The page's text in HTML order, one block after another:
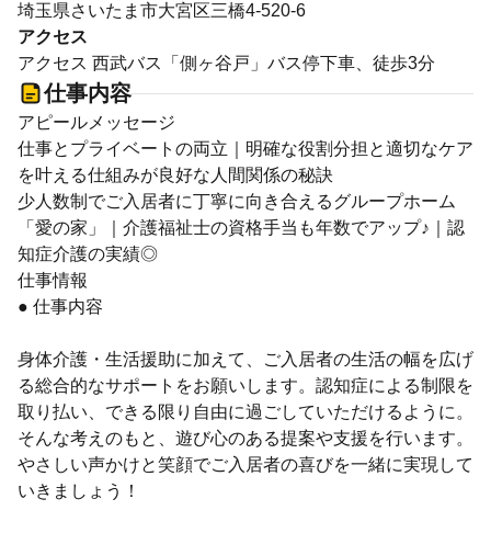
埼玉県さいたま市大宮区三橋4-520-6
アクセス
アクセス 西武バス「側ヶ谷戸」バス停下車、徒歩3分
仕事内容
アピールメッセージ
仕事とプライベートの両立｜明確な役割分担と適切なケア
を叶える仕組みが良好な人間関係の秘訣
少人数制でご入居者に丁寧に向き合えるグループホーム
「愛の家」｜介護福祉士の資格手当も年数でアップ♪｜認
知症介護の実績◎
仕事情報
● 仕事内容
身体介護・生活援助に加えて、ご入居者の生活の幅を広げ
る総合的なサポートをお願いします。認知症による制限を
取り払い、できる限り自由に過ごしていただけるように。
そんな考えのもと、遊び心のある提案や支援を行います。
やさしい声かけと笑顔でご入居者の喜びを一緒に実現して
いきましょう！